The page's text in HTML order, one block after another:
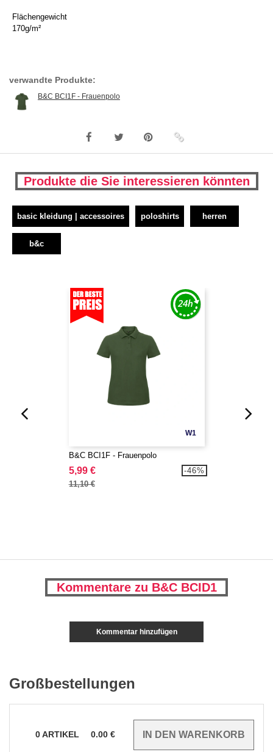
Flächengewicht
170g/m²
verwandte Produkte:
B&C BCI1F - Frauenpolo
Produkte die Sie interessieren könnten
basic kleidung | accessoires poloshirts herren
b&c
W1
B&C BCI1F - Frauenpolo
5,99 €
11,10 €
-46%
Kommentare zu B&C BCID1
Kommentar hinzufügen
Großbestellungen
0ARTIKEL 0.00 €